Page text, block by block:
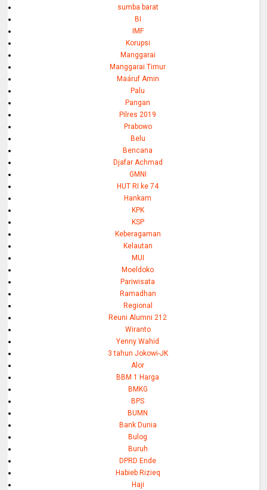
sumba barat
BI
IMF
Korupsi
Manggarai
Manggarai Timur
Maáruf Amin
Palu
Pangan
Pilres 2019
Prabowo
Belu
Bencana
Djafar Achmad
GMNI
HUT RI ke 74
Hankam
KPK
KSP
Keberagaman
Kelautan
MUI
Moeldoko
Pariwisata
Ramadhan
Regional
Reuni Alumni 212
Wiranto
Yenny Wahid
3 tahun Jokowi-JK
Alor
BBM 1 Harga
BMKG
BPS
BUMN
Bank Dunia
Bulog
Buruh
DPRD Ende
Habieb Rizieq
Haji